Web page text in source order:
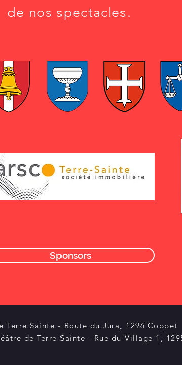
de nos spectacles.
Sponsors
Terre Sainte - Route du Jura, 1296 Coppet
de Terre Sainte - Rue du Village 1,